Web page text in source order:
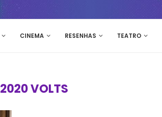
CINEMA RESENHAS TEATRO
2020 VOLTS